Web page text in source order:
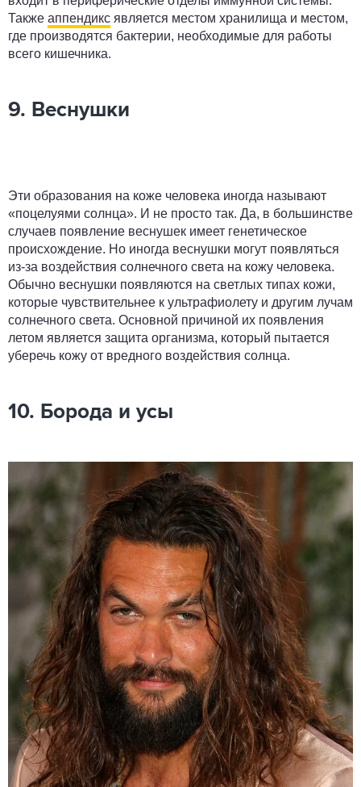
Также аппендикс является местом хранилища и местом,
где производятся бактерии, необходимые для работы
всего кишечника.
9. Веснушки
Эти образования на коже человека иногда называют
«поцелуями солнца». И не просто так. Да, в большинстве
случаев появление веснушек имеет генетическое
происхождение. Но иногда веснушки могут появляться
из-за воздействия солнечного света на кожу человека.
Обычно веснушки появляются на светлых типах кожи,
которые чувствительнее к ультрафиолету и другим лучам
солнечного света. Основной причиной их появления
летом является защита организма, который пытается
уберечь кожу от вредного воздействия солнца.
10. Борода и усы